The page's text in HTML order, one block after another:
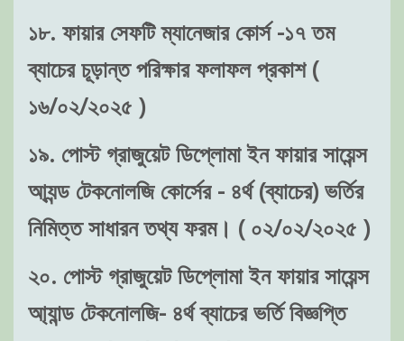
১৮. ফায়ার সেফটি ম্যানেজার কোর্স -১৭ তম
ব্যাচের চূড়ান্ত পরিক্ষার ফলাফল প্রকাশ (
১৬/০২/২০২৫ )
১৯. পোস্ট গ্রাজুয়েট ডিপ্লোমা ইন ফায়ার সায়েন্স
আ্যন্ড টেকনোলজি কোর্সের - ৪র্থ (ব্যাচের) ভর্তির
নিমিত্ত সাধারন তথ্য ফরম। ( ০২/০২/২০২৫ )
২০. পোস্ট গ্রাজুয়েট ডিপ্লোমা ইন ফায়ার সায়েন্স
আ্যান্ড টেকনোলজি- ৪র্থ ব্যাচের ভর্তি বিজ্ঞপ্তি